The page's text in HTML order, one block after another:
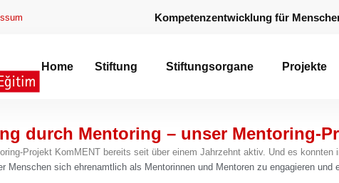
Kompetenzentwicklung für
Home Stiftung Stiftungsorgane Projekte
durch Mentoring – unser Mentoring-
Projekt KomMENT bereits seit über einem Jahrzehnt aktiv. Und es
Menschen sich ehrenamtlich als Mentorinnen und Mentoren zu engagieren und